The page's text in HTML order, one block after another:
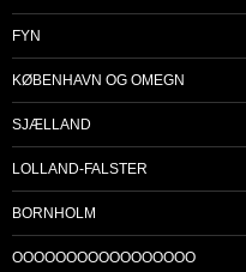
FYN
KØBENHAVN OG OMEGN
SJÆLLAND
LOLLAND-FALSTER
BORNHOLM
OOOOOOOOOOOOOOOOO